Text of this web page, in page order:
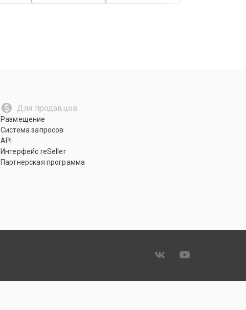
Для продавцов
Размещение
Система запросов
API
Интерфейс reSeller
Партнерская программа